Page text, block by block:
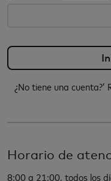
¿No tiene una
Horario de
8:00 a 21:00, todos los